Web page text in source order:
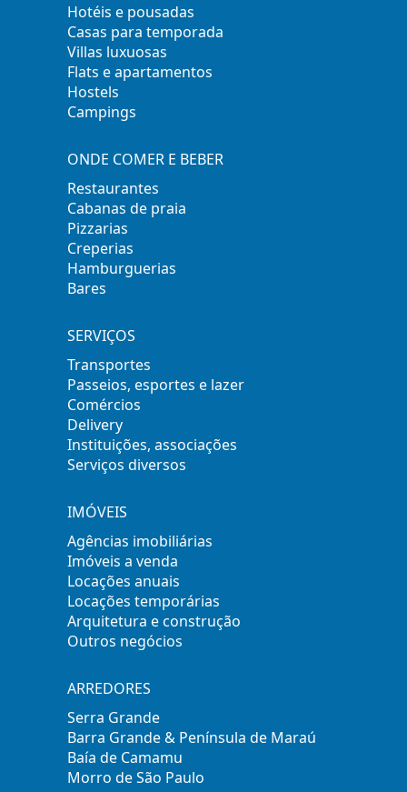
Hotéis e pousadas
Casas para temporada
Villas luxuosas
Flats e apartamentos
Hostels
Campings
ONDE COMER E BEBER
Restaurantes
Cabanas de praia
Pizzarias
Creperias
Hamburguerias
Bares
SERVIÇOS
Transportes
Passeios, esportes e lazer
Comércios
Delivery
Instituições, associações
Serviços diversos
IMÓVEIS
Agências imobiliárias
Imóveis a venda
Locações anuais
Locações temporárias
Arquitetura e construção
Outros negócios
ARREDORES
Serra Grande
Barra Grande & Península de Maraú
Baía de Camamu
Morro de São Paulo